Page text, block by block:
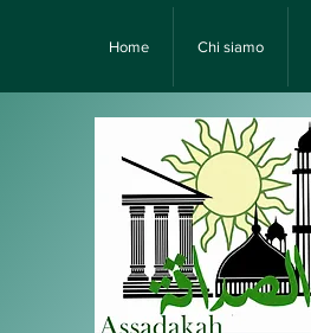
Home Chi siamo